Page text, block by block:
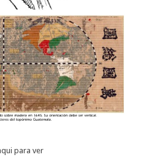
para ver